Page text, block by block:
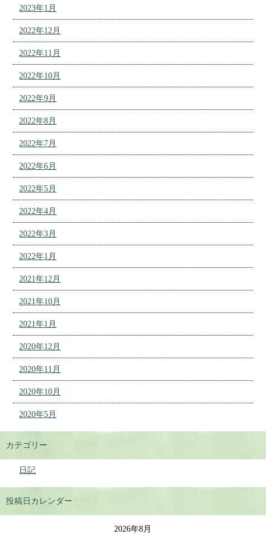
2023年1月
2022年12月
2022年11月
2022年10月
2022年9月
2022年8月
2022年7月
2022年6月
2022年5月
2022年4月
2022年3月
2022年1月
2021年12月
2021年10月
2021年1月
2020年12月
2020年11月
2020年10月
2020年5月
カテゴリー
日記
投稿日カレンダー
2026年8月